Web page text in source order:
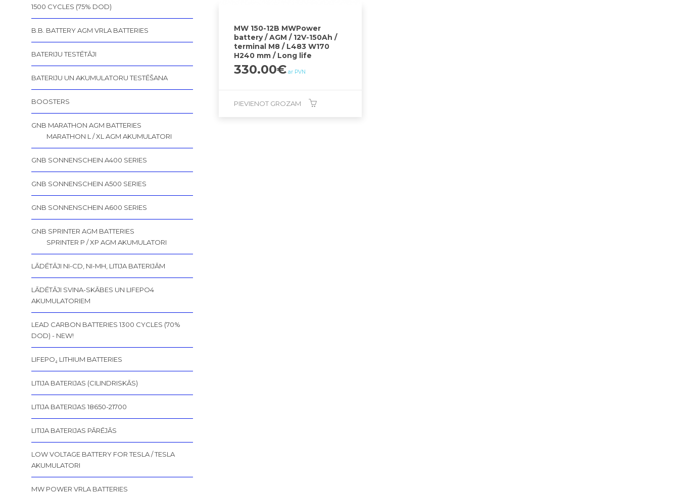
MW 150-12B MWPower
battery / AGM / 12V-150Ah /
terminal M8 / L483 W170
H240 mm / Long life
330.00€ ar PVN
PIEVIENOT GROZAM
1500 CYCLES (75% DOD)
B.B. BATTERY AGM VRLA BATTERIES
BATERIJU TESTĒTĀJI
BATERIJU UN AKUMULATORU TESTĒŠANA
BOOSTERS
GNB MARATHON AGM BATTERIES
MARATHON L / XL AGM AKUMULATORI
GNB SONNENSCHEIN A400 SERIES
GNB SONNENSCHEIN A500 SERIES
GNB SONNENSCHEIN A600 SERIES
GNB SPRINTER AGM BATTERIES
SPRINTER P / XP AGM AKUMULATORI
LĀDĒTĀJI NI-CD, NI-MH, LITIJA BATERIJĀM
LĀDĒTĀJI SVINA-SKĀBES UN LIFEPO4
AKUMULATORIEM
LEAD CARBON BATTERIES 1300 CYCLES (70%
DOD) - NEW!
LIFEPO₄ LITHIUM BATTERIES
LITIJA BATERIJAS (CILINDRISKĀS)
LITIJA BATERIJAS 18650-21700
LITIJA BATERIJAS PĀRĒJĀS
LOW VOLTAGE BATTERY FOR TESLA / TESLA
AKUMULATORI
MW POWER VRLA BATTERIES